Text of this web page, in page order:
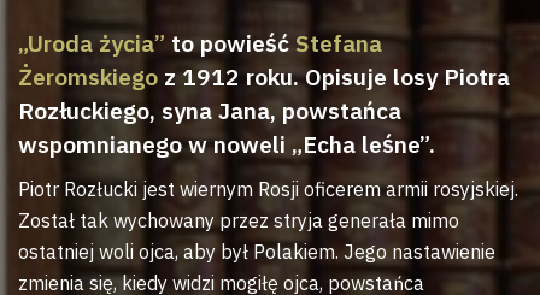
„Uroda życia” to powieść Stefana
Żeromskiego z 1912 roku. Opisuje losy Piotra
Rozłuckiego, syna Jana, powstańca
wspomnianego w noweli „Echa leśne”.
Piotr Rozłucki jest wiernym Rosji oficerem armii rosyjskiej.
Został tak wychowany przez stryja generała mimo
ostatniej woli ojca, aby był Polakiem. Jego nastawienie
zmienia się, kiedy widzi mogiłę ojca, powstańca